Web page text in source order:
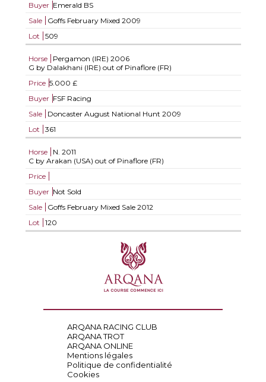
Buyer Emerald BS
Sale
Goffs February Mixed 2009
Lot
509
Horse Pergamon (IRE) 2006
G by Dalakhani (IRE) out of Pinaflore (FR)
Price 5.000 £
Buyer FSF Racing
Sale
Doncaster August National Hunt 2009
Lot
361
Horse N. 2011
C by Arakan (USA) out of Pinaflore (FR)
Price
Buyer Not Sold
Sale
Goffs February Mixed Sale 2012
Lot
120
ARQANA RACING CLUB
ARQANA TROT
ARQANA ONLINE
Mentions légales
Politique de confidentialité
Cookies